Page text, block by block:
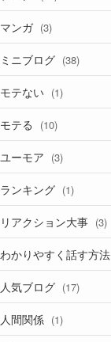
マンガ (3)
ミニブログ (38)
モテない (1)
モテる (10)
ユーモア (3)
ランキング (1)
リアクション大事 (3)
わかりやすく話す方法
人気ブログ (17)
人間関係 (1)